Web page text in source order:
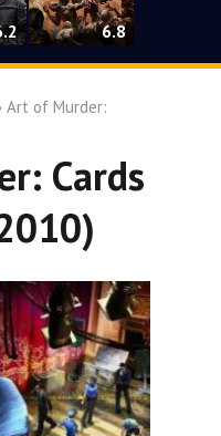
6.8
Art of Murder:
Cards